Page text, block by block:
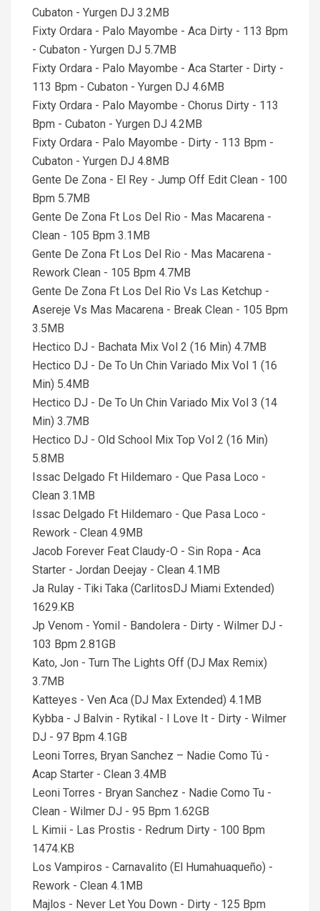
Cubaton - Yurgen DJ 3.2MB
Fixty Ordara - Palo Mayombe - Aca Dirty - 113 Bpm
- Cubaton - Yurgen DJ 5.7MB
Fixty Ordara - Palo Mayombe - Aca Starter - Dirty -
113 Bpm - Cubaton - Yurgen DJ 4.6MB
Fixty Ordara - Palo Mayombe - Chorus Dirty - 113
Bpm - Cubaton - Yurgen DJ 4.2MB
Fixty Ordara - Palo Mayombe - Dirty - 113 Bpm -
Cubaton - Yurgen DJ 4.8MB
Gente De Zona - El Rey - Jump Off Edit Clean - 100
Bpm 5.7MB
Gente De Zona Ft Los Del Rio - Mas Macarena -
Clean - 105 Bpm 3.1MB
Gente De Zona Ft Los Del Rio - Mas Macarena -
Rework Clean - 105 Bpm 4.7MB
Gente De Zona Ft Los Del Rio Vs Las Ketchup -
Asereje Vs Mas Macarena - Break Clean - 105 Bpm
3.5MB
Hectico DJ - Bachata Mix Vol 2 (16 Min) 4.7MB
Hectico DJ - De To Un Chin Variado Mix Vol 1 (16
Min) 5.4MB
Hectico DJ - De To Un Chin Variado Mix Vol 3 (14
Min) 3.7MB
Hectico DJ - Old School Mix Top Vol 2 (16 Min)
5.8MB
Issac Delgado Ft Hildemaro - Que Pasa Loco -
Clean 3.1MB
Issac Delgado Ft Hildemaro - Que Pasa Loco -
Rework - Clean 4.9MB
Jacob Forever Feat Claudy-O - Sin Ropa - Aca
Starter - Jordan Deejay - Clean 4.1MB
Ja Rulay - Tiki Taka (CarlitosDJ Miami Extended)
1629.KB
Jp Venom - Yomil - Bandolera - Dirty - Wilmer DJ -
103 Bpm 2.81GB
Kato, Jon - Turn The Lights Off (DJ Max Remix)
3.7MB
Katteyes - Ven Aca (DJ Max Extended) 4.1MB
Kybba - J Balvin - Rytikal - I Love It - Dirty - Wilmer
DJ - 97 Bpm 4.1GB
Leoni Torres, Bryan Sanchez – Nadie Como Tú -
Acap Starter - Clean 3.4MB
Leoni Torres - Bryan Sanchez - Nadie Como Tu -
Clean - Wilmer DJ - 95 Bpm 1.62GB
L Kimii - Las Prostis - Redrum Dirty - 100 Bpm
1474.KB
Los Vampiros - Carnavalito (El Humahuaqueño) -
Rework - Clean 4.1MB
Majlos - Never Let You Down - Dirty - 125 Bpm